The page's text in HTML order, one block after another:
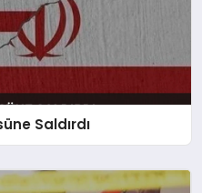
Saldırdı